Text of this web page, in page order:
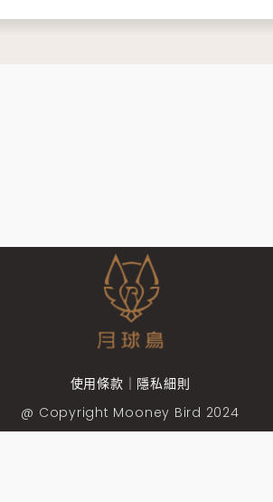
使用條款｜隱私細則
@ Copyright Mooney Bird 2024